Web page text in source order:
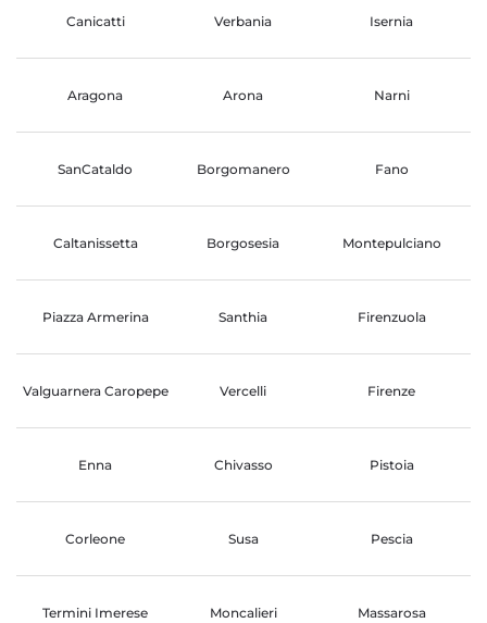
Canicatti Verbania Isernia
Aragona Arona Narni
SanCataldo Borgomanero Fano
Caltanissetta Borgosesia Montepulciano
Piazza Armerina Santhia Firenzuola
Valguarnera Caropepe Vercelli Firenze
Enna Chivasso Pistoia
Corleone Susa Pescia
Termini Imerese Moncalieri Massarosa